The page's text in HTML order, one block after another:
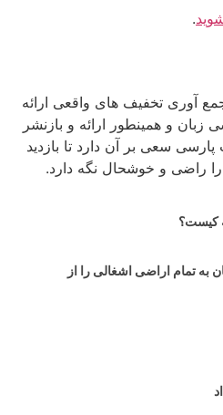
.
آوری تخفیف های واقعی ارائه
زبان و همینطور ارائه و بازنشر
سعی بر آن دارد تا بازدید
را راضی و خوشحال نگه دارد.
کیست؟
تمام اراضی اشغالی را از